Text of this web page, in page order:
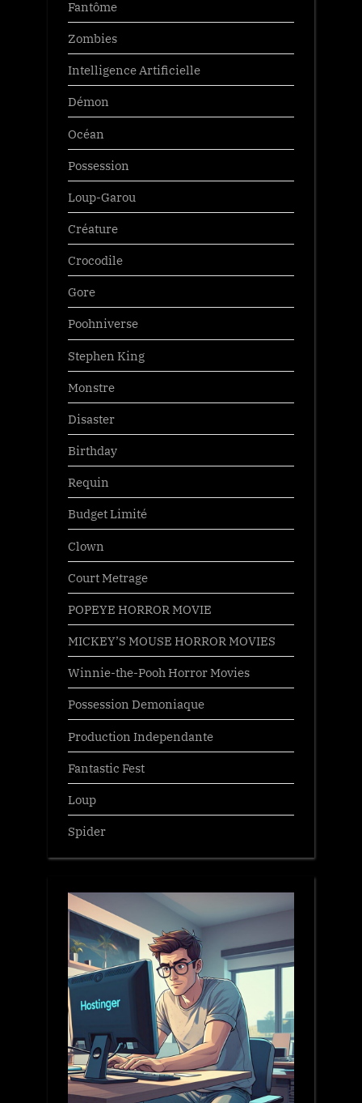
Fantôme
Zombies
Intelligence Artificielle
Démon
Océan
Possession
Loup-Garou
Créature
Crocodile
Gore
Poohniverse
Stephen King
Monstre
Disaster
Birthday
Requin
Budget Limité
Clown
Court Metrage
POPEYE HORROR MOVIE
MICKEY’S MOUSE HORROR MOVIES
Winnie-the-Pooh Horror Movies
Possession Demoniaque
Production Independante
Fantastic Fest
Loup
Spider